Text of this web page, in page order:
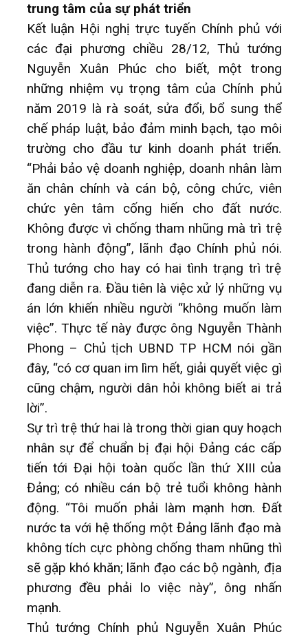
trung tâm của sự phát triển
Kết luận Hội nghị trực tuyến Chính phủ với
các đại phương chiều 28/12, Thủ tướng
Nguyễn Xuân Phúc cho biết, một trong
những nhiệm vụ trọng tâm của Chính phủ
năm 2019 là rà soát, sửa đổi, bổ sung thể
chế pháp luật, bảo đảm minh bạch, tạo môi
trường cho đầu tư kinh doanh phát triển.
“Phải bảo vệ doanh nghiệp, doanh nhân làm
ăn chân chính và cán bộ, công chức, viên
chức yên tâm cống hiến cho đất nước.
Không được vì chống tham nhũng mà trì trệ
trong hành động”, lãnh đạo Chính phủ nói.
Thủ tướng cho hay có hai tình trạng trì trệ
đang diễn ra. Đầu tiên là việc xử lý những vụ
án lớn khiến nhiều người “không muốn làm
việc”. Thực tế này được ông Nguyễn Thành
Phong – Chủ tịch UBND TP HCM nói gần
đây, “có cơ quan im lìm hết, giải quyết việc gì
cũng chậm, người dân hỏi không biết ai trả
lời”.
Sự trì trệ thứ hai là trong thời gian quy hoạch
nhân sự để chuẩn bị đại hội Đảng các cấp
tiến tới Đại hội toàn quốc lần thứ XIII của
Đảng; có nhiều cán bộ trẻ tuổi không hành
động. “Tôi muốn phải làm mạnh hơn. Đất
nước ta với hệ thống một Đảng lãnh đạo mà
không tích cực phòng chống tham nhũng thì
sẽ gặp khó khăn; lãnh đạo các bộ ngành, địa
phương đều phải lo việc này”, ông nhấn
mạnh.
Thủ tướng Chính phủ Nguyễn Xuân Phúc